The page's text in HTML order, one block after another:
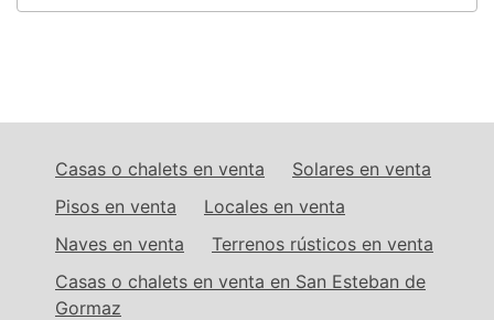
Casas o chalets en venta
Solares en venta
Pisos en venta
Locales en venta
Naves en venta
Terrenos rústicos en venta
Casas o chalets en venta en San Esteban de
Gormaz